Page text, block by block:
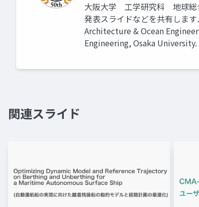
大阪大学 工学研究科 地球総
発表スライドなどを共有しま
Architecture & Ocean
Engineering, Osaka University.
関連スライド